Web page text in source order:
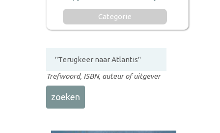
Categorie
Trefwoord, ISBN, auteur of uitgever